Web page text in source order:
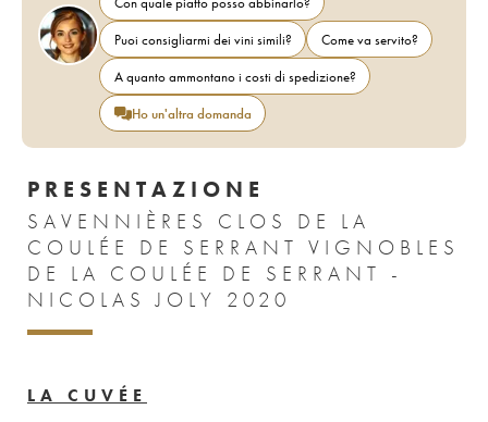
Puoi consigliarmi dei vini simili?
Come va servito?
A quanto ammontano i costi di spedizione?
Ho un'altra domanda
PRESENTAZIONE
SAVENNIÈRES CLOS DE LA
COULÉE DE SERRANT VIGNOBLES
DE LA COULÉE DE SERRANT -
NICOLAS JOLY 2020
LA CUVÉE